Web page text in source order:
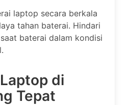
laptop secara berkala
tahan baterai. Hindari
baterai dalam kondisi
di
Tepat